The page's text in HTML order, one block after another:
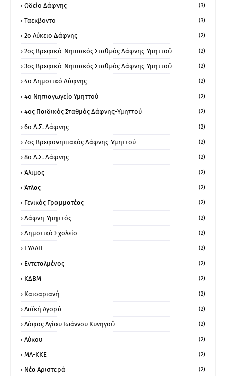
Ωδείο Δάφνης (3)
Ταεκβοντο (3)
2ο Λύκειο Δάφνης (2)
2ος Βρεφικό-Νηπιακός Σταθμός Δάφνης-Υμηττού (2)
3ος Βρεφικό-Νηπιακός Σταθμός Δάφνης-Υμηττού (2)
4ο Δημοτικό Δάφνης (2)
4ο Νηπιαγωγείο Υμηττού (2)
4ος Παιδικός Σταθμός Δάφνης-Υμηττού (2)
6ο Δ.Σ. Δάφνης (2)
7ος Βρεφονηπιακός Δάφνης-Υμηττού (2)
8ο Δ.Σ. Δάφνης (2)
Άλιμος (2)
Άτλας (2)
Γενικός Γραμματέας (2)
Δάφνη-Υμηττός (2)
Δημοτικό Σχολείο (2)
ΕΥΔΑΠ (2)
Εντεταλμένος (2)
ΚΔΒΜ (2)
Καισαριανή (2)
Λαϊκή Αγορά (2)
Λόφος Αγίου Ιωάννου Κυνηγού (2)
Λύκου (2)
ΜΛ-ΚΚΕ (2)
Νέα Αριστερά (2)